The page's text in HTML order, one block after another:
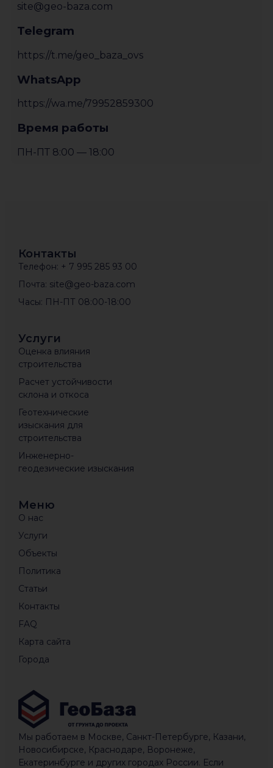
site@geo-baza.com
Telegram
https://t.me/geo_baza_ovs
WhatsApp
https://wa.me/79952859300
Время работы
ПН-ПТ 8:00 — 18:00
Мы работаем в Москве, Санкт-Петербурге, Казани,
Новосибирске, Краснодаре, Воронеже,
Екатеринбурге и других городах России. Если
Услуги
Оценка влияния
строительства
Расчет устойчивости
склона и откоса
Геотехнические
изыскания для
строительства
Инженерно-
геодезические изыскания
Меню
О нас
Услуги
Объекты
Политика
Статьи
Контакты
FAQ
Карта сайта
Города
Контакты
Телефон: + 7 995 285 93 00
Почта: site@geo-baza.com
Часы: ПН-ПТ 08:00-18:00